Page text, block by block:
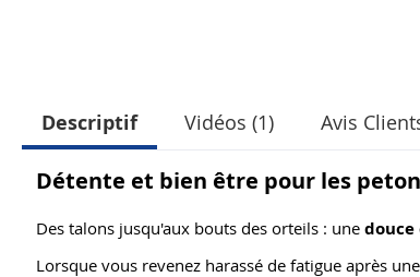
Descriptif Vidéos (1) Avis
Détente et bien être pour les
Des talons jusqu'aux bouts des orteils : une
Lorsque vous revenez harassé de fatigue après